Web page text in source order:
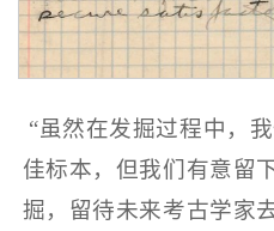
“虽然在发掘过程中，
佳标本，但我们有意留
掘，留待未来考古学家